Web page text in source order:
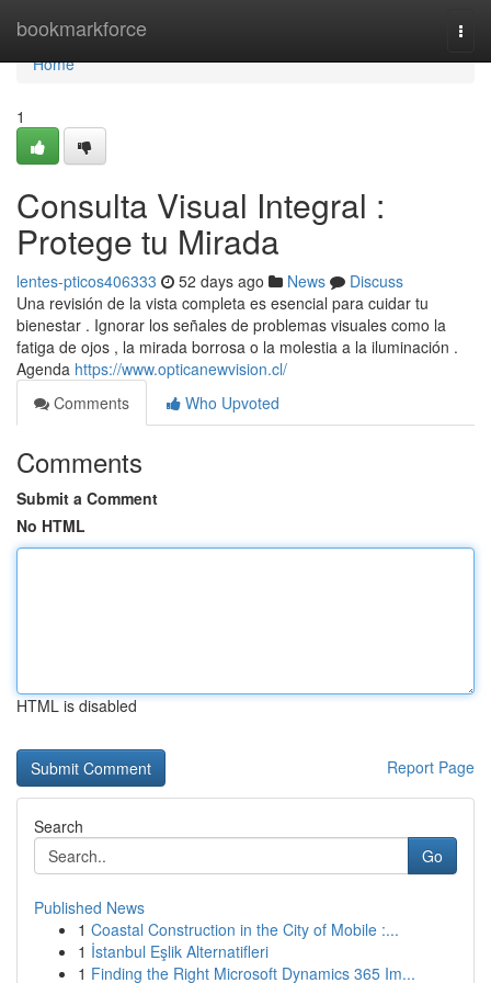
bookmarkforce
Home
Home
1
Consulta Visual Integral :
Protege tu Mirada
lentes-pticos406333 52 days ago News
Discuss
Una revisión de la vista completa es esencial para cuidar tu
bienestar . Ignorar los señales de problemas visuales como la
fatiga de ojos , la mirada borrosa o la molestia a la iluminación .
Agenda https://www.opticanewvision.cl/
Comments
Who Upvoted
Comments
Submit a Comment
No HTML
HTML is disabled
Report Page
Search
Go
Published News
1 Coastal Construction in the City of Mobile :...
1 İstanbul Eşlik Alternatifleri
1 Finding the Right Microsoft Dynamics 365 Im...